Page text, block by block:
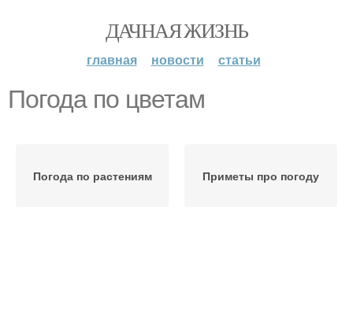
ДАЧНАЯ ЖИЗНЬ
главная новости статьи
Погода по цветам
Погода по растениям Приметы про погоду